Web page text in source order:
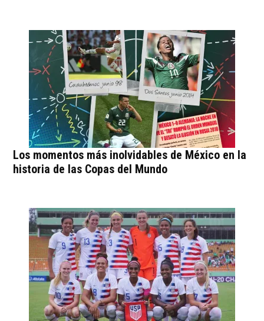
Los momentos más inolvidables de México en la
historia de las Copas del Mundo